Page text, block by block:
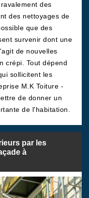
des
des nettoyages de
que des
survenir dont une
de nouvelles
crépi. Tout dépend
sollicitent les
M.K Toiture -
de donner un
de l'habitation.
par les
à